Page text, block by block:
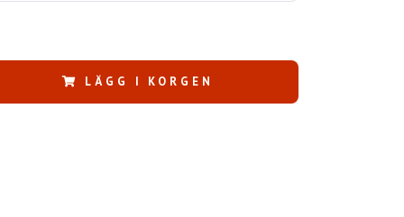
LÄGG I KORGEN